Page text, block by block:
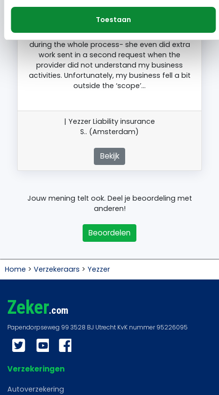
Toestaan
obtain professional liability insurance. She
maintained excellent communication with me
during the whole process- she even did extra
work sent in a second request when the
provider did not understand my business
activities. Unfortunately, my business fell a bit
outside the ‘scope’…
| Yezzer Liability insurance
S.. (Amsterdam)
Bekijk
Jouw mening telt ook. Deel je beoordeling met
anderen!
Beoordelen
Home > Verzekeraars > Yezzer
Zeker.com
Twitter YouTube
Verzekeringen
Autoverzekering